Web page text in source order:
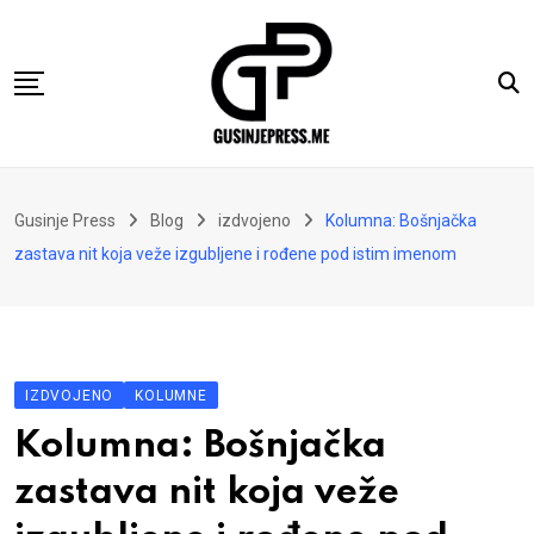
content
Vremeplov
Oglasi
Hajtarhana
Kontakt
Gusinje Press Blog izdvojeno
Kolumna: Bošnjačka
zastava nit koja veže izgubljene i rođene pod istim imenom
IZDVOJENO KOLUMNE
Kolumna: Bošnjačka
zastava nit koja veže